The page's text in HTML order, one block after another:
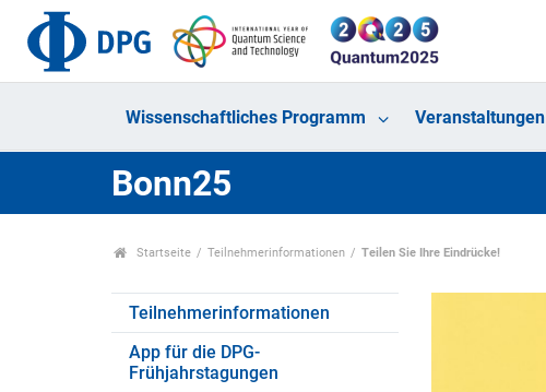
Wissenschaftliches Programm Veranstaltungen
Bonn25
Startseite Teilnehmerinformationen Teilen Sie Ihre Eindrücke!
Teilnehmerinformationen
App für die DPG-
Frühjahrstagungen